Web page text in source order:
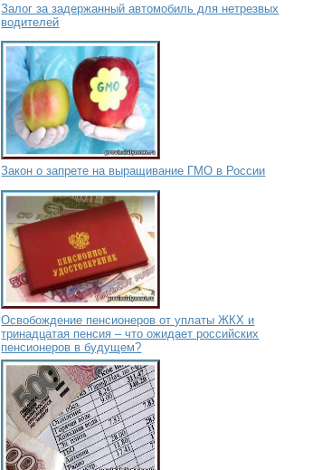
Залог за задержанный автомобиль для нетрезвых
водителей
Закон о запрете на выращивание ГМО в России
Освобождение пенсионеров от уплаты ЖКХ и
тринадцатая пенсия – что ожидает российских
пенсионеров в будущем?